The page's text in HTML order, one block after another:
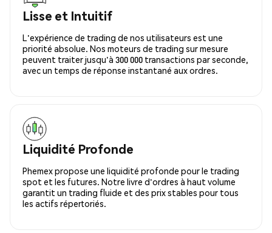
Lisse et Intuitif
L'expérience de trading de nos utilisateurs est une
priorité absolue. Nos moteurs de trading sur mesure
peuvent traiter jusqu'à 300 000 transactions par seconde,
avec un temps de réponse instantané aux ordres.
Liquidité Profonde
Phemex propose une liquidité profonde pour le trading
spot et les futures. Notre livre d'ordres à haut volume
garantit un trading fluide et des prix stables pour tous
les actifs répertoriés.